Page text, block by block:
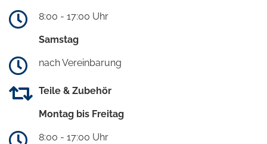
8:00 - 17:00 Uhr
Samstag
nach Vereinbarung
Teile & Zubehör
Montag bis Freitag
8:00 - 17:00 Uhr